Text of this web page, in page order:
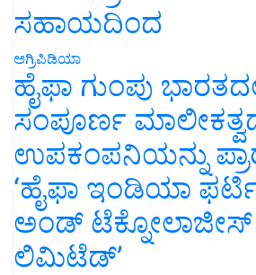
ಸಹಾಯದಿಂದ
ಅಗ್ರಿಪಿಡಿಯಾ
ಹೈಫಾ ಗುಂಪು
ಸಂಪೂರ್ಣ
ಉಪಕಂಪನಿಯನ್ನು
‘ಹೈಫಾ ಇಂಡಿಯಾ
ಅಂಡ್ ಟೆಕ್ನೋಲಾಜೀಸ್
ಲಿಮಿಟೆಡ್’